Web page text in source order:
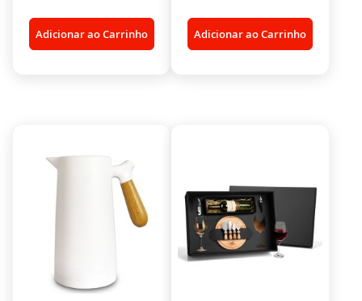
Adicionar ao Carrinho Adicionar ao Carrinho